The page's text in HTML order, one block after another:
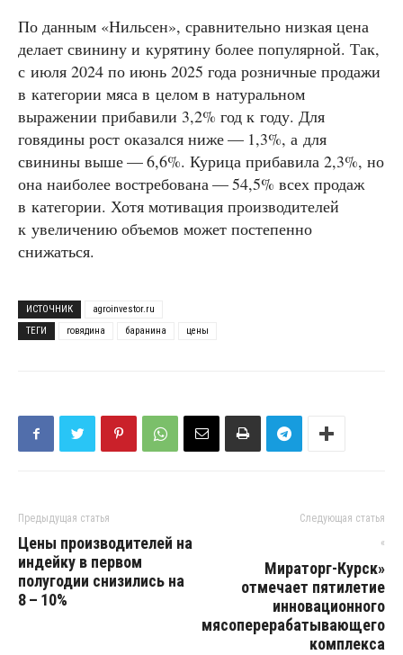
По данным «Нильсен», сравнительно низкая цена
делает свинину и курятину более популярной. Так,
с июля 2024 по июнь 2025 года розничные продажи
в категории мяса в целом в натуральном
выражении прибавили 3,2% год к году. Для
говядины рост оказался ниже — 1,3%, а для
свинины выше — 6,6%. Курица прибавила 2,3%, но
она наиболее востребована — 54,5% всех продаж
в категории. Хотя мотивация производителей
к увеличению объемов может постепенно
снижаться.
ИСТОЧНИК
agroinvestor.ru
ТЕГИ
говядина баранина цены
Предыдущая статья
Цены производителей на
индейку в первом
полугодии снизились на
8 – 10%
Следующая статья
«
Мираторг-Курск»
отмечает пятилетие
инновационного
мясоперерабатывающего
комплекса